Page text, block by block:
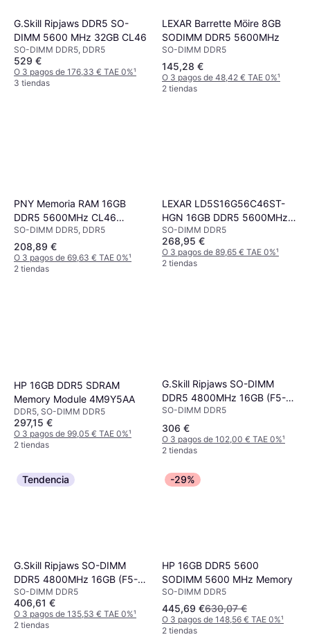
G.Skill Ripjaws DDR5 SO-
DIMM 5600 MHz 32GB CL46
SO-DIMM DDR5, DDR5
529 €
O 3 pagos de 176,33 € TAE 0%¹
3 tiendas
LEXAR Barrette Möire 8GB
SODIMM DDR5 5600MHz
SO-DIMM DDR5
145,28 €
O 3 pagos de 48,42 € TAE 0%¹
2 tiendas
PNY Memoria RAM 16GB
DDR5 5600MHz CL46
SODIMM 262 Pines
SO-DIMM DDR5, DDR5
208,89 €
O 3 pagos de 69,63 € TAE 0%¹
2 tiendas
LEXAR LD5S16G56C46ST-
HGN 16GB DDR5 5600MHz
RAM
SO-DIMM DDR5
268,95 €
O 3 pagos de 89,65 € TAE 0%¹
2 tiendas
HP 16GB DDR5 SDRAM
Memory Module 4M9Y5AA
DDR5, SO-DIMM DDR5
297,15 €
O 3 pagos de 99,05 € TAE 0%¹
2 tiendas
G.Skill Ripjaws SO-DIMM
DDR5 4800MHz 16GB (F5-
4800S3434A16GX1-RS)
SO-DIMM DDR5
306 €
O 3 pagos de 102,00 € TAE 0%¹
2 tiendas
Tendencia
G.Skill Ripjaws SO-DIMM
DDR5 4800MHz 16GB (F5-
4800S4039A16GX1-RS)
SO-DIMM DDR5
406,61 €
O 3 pagos de 135,53 € TAE 0%¹
2 tiendas
-29%
HP 16GB DDR5 5600
SODIMM 5600 MHz Memory
SO-DIMM DDR5
445,69 €630,07 €
O 3 pagos de 148,56 € TAE 0%¹
2 tiendas